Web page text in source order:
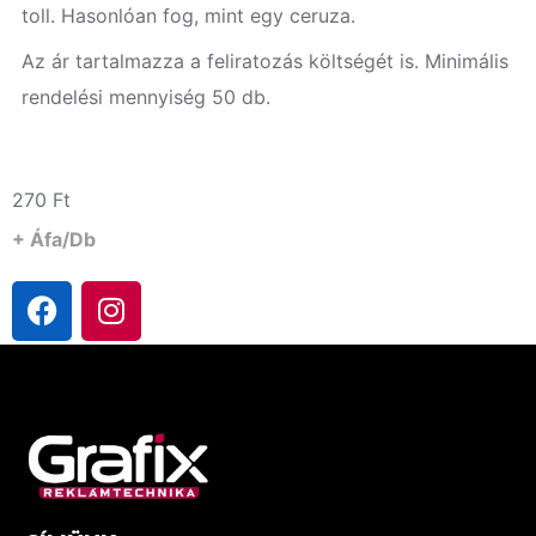
toll. Hasonlóan fog, mint egy ceruza.
Az ár tartalmazza a feliratozás költségét is. Minimális
rendelési mennyiség 50 db.
270 Ft
+ Áfa/db